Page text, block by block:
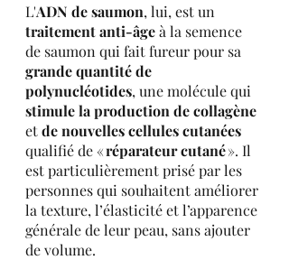
L'ADN de saumon, lui, est un
traitement anti-âge à la semence
de saumon qui fait fureur pour sa
grande quantité de
polynucléotides, une molécule qui
stimule la production de collagène
et de nouvelles cellules cutanées
qualifié de « réparateur cutané ». Il
est particulièrement prisé par les
personnes qui souhaitent améliorer
la texture, l’élasticité et l’apparence
générale de leur peau, sans ajouter
de volume.